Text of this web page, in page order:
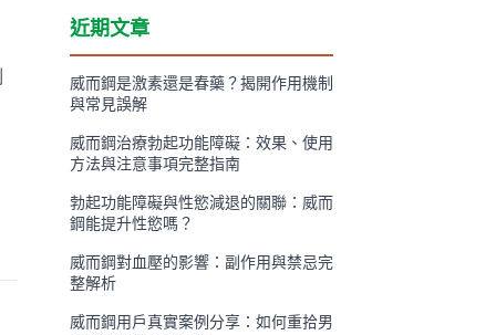
近期文章
威而鋼是激素還是春藥？揭開作用機制
與常見誤解
威而鋼治療勃起功能障礙：效果、使用
方法與注意事項完整指南
勃起功能障礙與性慾減退的關聯：威而
鋼能提升性慾嗎？
威而鋼對血壓的影響：副作用與禁忌完
整解析
威而鋼用戶真實案例分享：如何重拾男